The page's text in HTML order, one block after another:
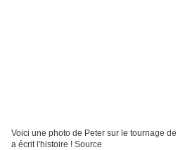
Voici une photo de Peter sur le tournage
a écrit l'histoire ! Source